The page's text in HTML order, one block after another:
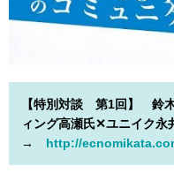
【特別対談 第1回】 鈴
ィング高瀬氏✕ユニイク永
→ http://